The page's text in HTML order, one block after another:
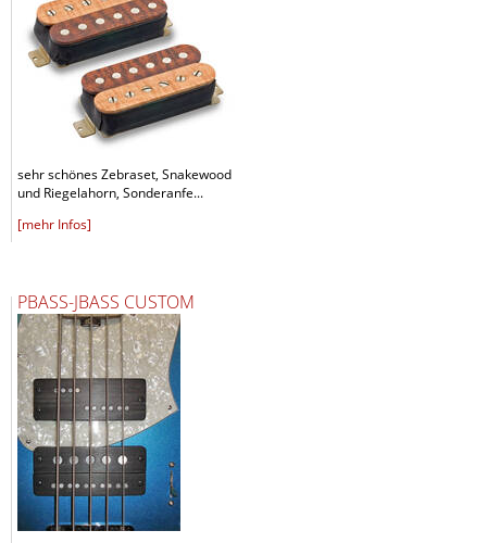
sehr schönes Zebraset, Snakewood
und Riegelahorn, Sonderanfe...
[mehr Infos]
PBASS-JBASS CUSTOM